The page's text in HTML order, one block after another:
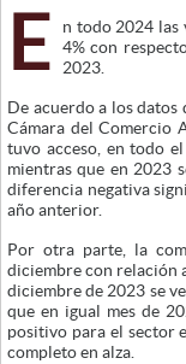
E
n todo 2024 las
4% con
2023.
De acuerdo a los datos
Cámara del Comercio
tuvo acceso, en todo
mientras que en 2023
diferencia negativa
año anterior.
Por otra parte, la
diciembre con relación
diciembre de 2023 se
que en igual mes de
positivo para el sector
completo en alza.